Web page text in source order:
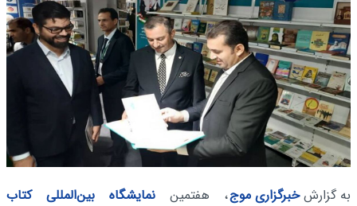
به گزارشخبرگزاری موج، هفتمین نمایشگاه بین‌المللی کتاب